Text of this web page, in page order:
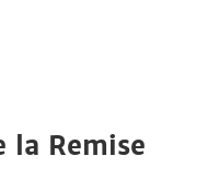
la Remise